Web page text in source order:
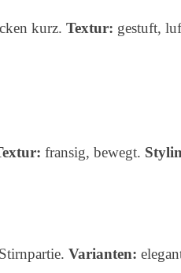
kurz. Textur: gestuft,
fransig, bewegt.
Varianten: